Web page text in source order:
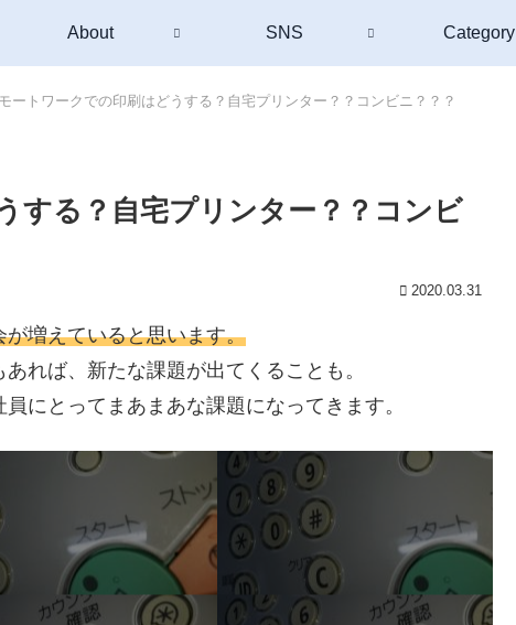
About SNS Category
ートワークでの印刷はどうする？自宅プリンター？？コンビニ？？？
する？自宅プリンター？？コンビ
2020.03.31
増えていると思います。
れば、新たな課題が出てくることも。
にとってまあまあな課題になってきます。